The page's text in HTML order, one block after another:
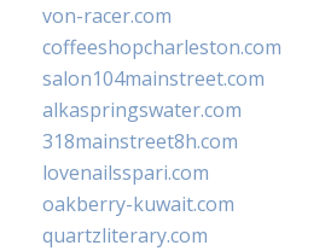
von-racer.com
coffeeshopcharleston.com
salon104mainstreet.com
alkaspringswater.com
318mainstreet8h.com
lovenailsspari.com
oakberry-kuwait.com
quartzliterary.com